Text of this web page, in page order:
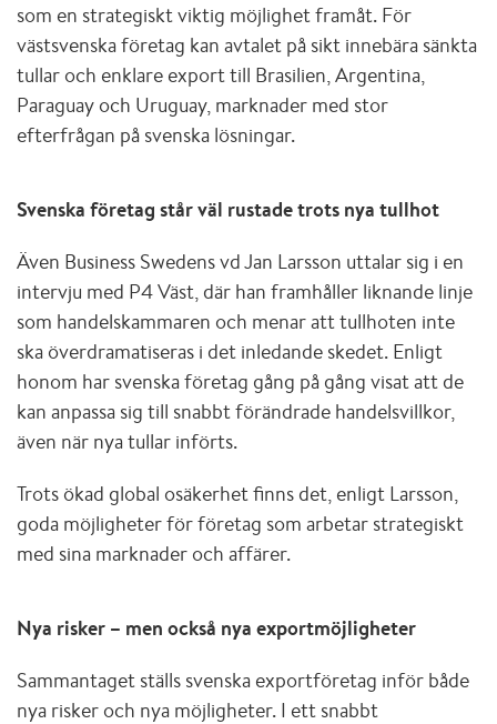
som en strategiskt viktig möjlighet framåt. För
västsvenska företag kan avtalet på sikt innebära sänkta
tullar och enklare export till Brasilien, Argentina,
Paraguay och Uruguay, marknader med stor
efterfrågan på svenska lösningar.
Svenska företag står väl rustade trots nya tullhot
Även Business Swedens vd Jan Larsson uttalar sig i en
intervju med P4 Väst, där han framhåller liknande linje
som handelskammaren och menar att tullhoten inte
ska överdramatiseras i det inledande skedet. Enligt
honom har svenska företag gång på gång visat att de
kan anpassa sig till snabbt förändrade handelsvillkor,
även när nya tullar införts.
Trots ökad global osäkerhet finns det, enligt Larsson,
goda möjligheter för företag som arbetar strategiskt
med sina marknader och affärer.
Nya risker – men också nya exportmöjligheter
Sammantaget ställs svenska exportföretag inför både
nya risker och nya möjligheter. I ett snabbt